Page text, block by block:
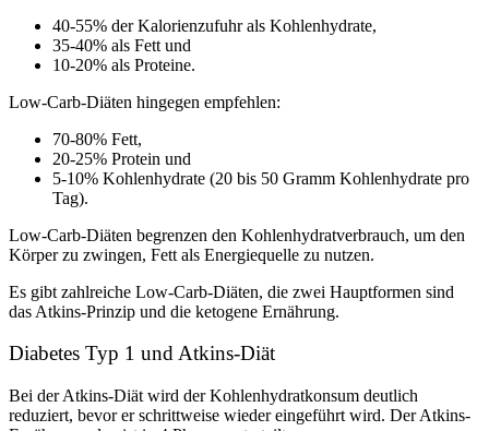
40-55% der Kalorienzufuhr als Kohlenhydrate,
35-40% als Fett und
10-20% als Proteine.
Low-Carb-Diäten hingegen empfehlen:
70-80% Fett,
20-25% Protein und
5-10% Kohlenhydrate (20 bis 50 Gramm Kohlenhydrate pro
Tag).
Low-Carb-Diäten begrenzen den Kohlenhydratverbrauch, um den
Körper zu zwingen, Fett als Energiequelle zu nutzen.
Es gibt zahlreiche Low-Carb-Diäten, die zwei Hauptformen sind
das Atkins-Prinzip und die ketogene Ernährung.
Diabetes Typ 1 und Atkins-Diät
Bei der Atkins-Diät wird der Kohlenhydratkonsum deutlich
reduziert, bevor er schrittweise wieder eingeführt wird. Der Atkins-